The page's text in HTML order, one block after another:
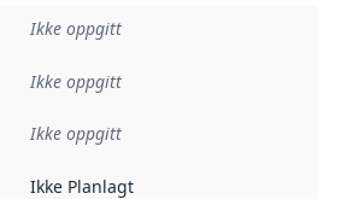
Ikke oppgitt
:
Ikke oppgitt
Ikke oppgitt
:
Ikke Planlagt